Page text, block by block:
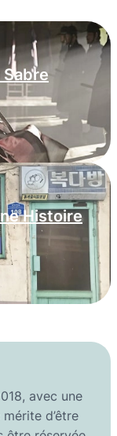
Sabre
Histoire
avec une
d’être